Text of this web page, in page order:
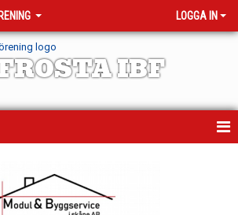
LOGGA IN
IBF